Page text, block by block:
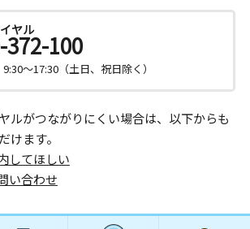
ヤル
372-100
9:30～17:30（土日、祝日除く）
ルがつながりにくい場合は、以下からも
けます。
してほしい
い合わせ